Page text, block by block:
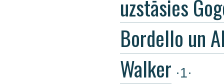
uzstāsies
Bordello un
Walker ·1·